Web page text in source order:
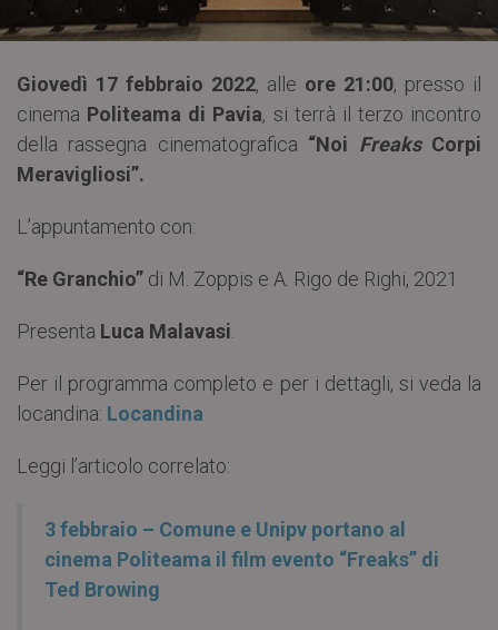
Giovedì 17 febbraio 2022, alle ore 21:00, presso il
cinema Politeama di Pavia, si terrà il terzo incontro
della rassegna cinematografica “Noi FreaksCorpi
Meravigliosi”.
L’appuntamento con:
“Re Granchio” di M. Zoppis e A. Rigo de Righi, 2021
Presenta Luca Malavasi
Per il programma completo e per i dettagli, si veda la
locandina: Locandina
Leggi l’articolo correlato:
3 febbraio – Comune e Unipv portano al
cinema Politeama il film evento “Freaks” di
Ted Browing